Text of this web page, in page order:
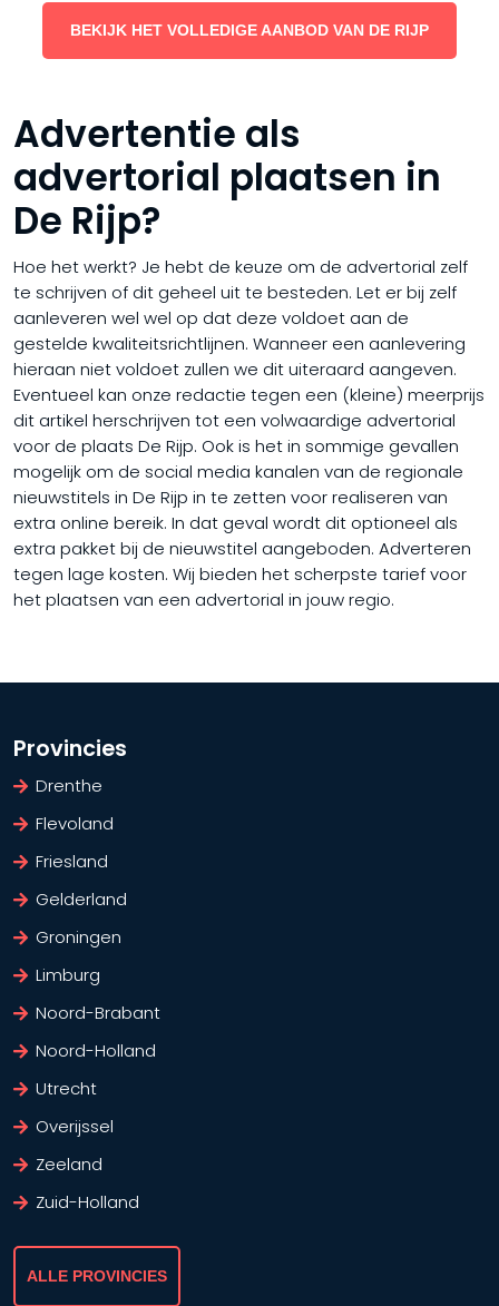
BEKIJK HET VOLLEDIGE AANBOD VAN DE RIJP
Advertentie als
advertorial plaatsen in
De Rijp?
Hoe het werkt? Je hebt de keuze om de advertorial zelf
te schrijven of dit geheel uit te besteden. Let er bij zelf
aanleveren wel wel op dat deze voldoet aan de
gestelde kwaliteitsrichtlijnen. Wanneer een aanlevering
hieraan niet voldoet zullen we dit uiteraard aangeven.
Eventueel kan onze redactie tegen een (kleine) meerprijs
dit artikel herschrijven tot een volwaardige advertorial
voor de plaats De Rijp. Ook is het in sommige gevallen
mogelijk om de social media kanalen van de regionale
nieuwstitels in De Rijp in te zetten voor realiseren van
extra online bereik. In dat geval wordt dit optioneel als
extra pakket bij de nieuwstitel aangeboden. Adverteren
tegen lage kosten. Wij bieden het scherpste tarief voor
het plaatsen van een advertorial in jouw regio.
Provincies
Drenthe
Flevoland
Friesland
Gelderland
Groningen
Limburg
Noord-Brabant
Noord-Holland
Utrecht
Overijssel
Zeeland
Zuid-Holland
ALLE PROVINCIES